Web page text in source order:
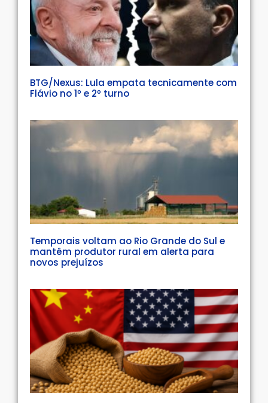
BTG/Nexus: Lula empata tecnicamente com
Flávio no 1º e 2º turno
Temporais voltam ao Rio Grande do Sul e
mantêm produtor rural em alerta para
novos prejuízos